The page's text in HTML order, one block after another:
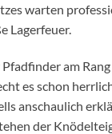
warten
Lagerfeuer.
am
es schon
anschaulich
der